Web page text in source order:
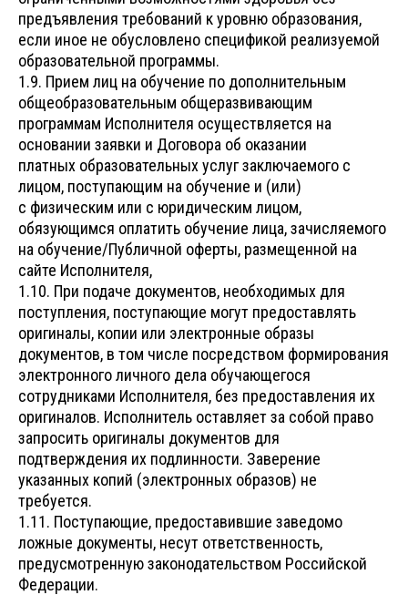
предъявления требований к уровню образования,
если иное не обусловлено спецификой реализуемой
образовательной программы.
1.9. Прием лиц на обучение по дополнительным
общеобразовательным общеразвивающим
программам Исполнителя осуществляется на
основании заявки и Договора об оказании
платных образовательных услуг заключаемого с
лицом, поступающим на обучение и (или)
с физическим или с юридическим лицом,
обязующимся оплатить обучение лица, зачисляемого
на обучение/Публичной оферты, размещенной на
сайте Исполнителя,
1.10. При подаче документов, необходимых для
поступления, поступающие могут предоставлять
оригиналы, копии или электронные образы
документов, в том числе посредством формирования
электронного личного дела обучающегося
сотрудниками Исполнителя, без предоставления их
оригиналов. Исполнитель оставляет за собой право
запросить оригиналы документов для
подтверждения их подлинности. Заверение
указанных копий (электронных образов) не
требуется.
1.11. Поступающие, предоставившие заведомо
ложные документы, несут ответственность,
предусмотренную законодательством Российской
Федерации.